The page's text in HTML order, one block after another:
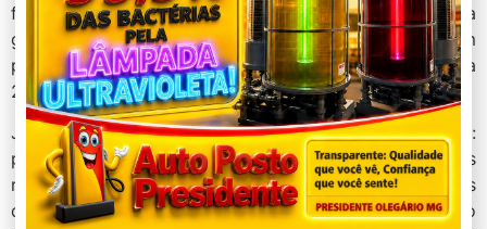
funcionalismo público referente a 2018, deixado pela
gestão anterior. Esse abono natalino foi quitado, em
parcelas, até outubro, enquanto o benefício relativo a
2019 terminou de ser pago em maio de 2020.
Já o 13º salário de 2020 foi quitado da seguinte forma:
para garantir a isonomia, todos os servidores
receberam uma parcela de até R$ 2 mil em 23/12, antes
do Natal. Ao todo, 39% do pagamento foi efetuado